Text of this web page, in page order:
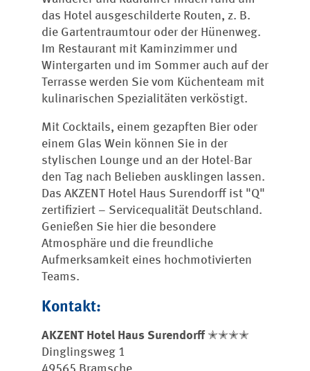
das Hotel ausgeschilderte Routen, z. B.
die Gartentraumtour oder der Hünenweg.
Im Restaurant mit Kaminzimmer und
Wintergarten und im Sommer auch auf der
Terrasse werden Sie vom Küchenteam mit
kulinarischen Spezialitäten verköstigt.
Mit Cocktails, einem gezapften Bier oder
einem Glas Wein können Sie in der
stylischen Lounge und an der Hotel-Bar
den Tag nach Belieben ausklingen lassen.
Das AKZENT Hotel Haus Surendorff ist "Q"
zertifiziert – Servicequalität Deutschland.
Genießen Sie hier die besondere
Atmosphäre und die freundliche
Aufmerksamkeit eines hochmotivierten
Teams.
Kontakt:
AKZENT Hotel Haus Surendorff ✭✭✭✭
Dinglingsweg 1